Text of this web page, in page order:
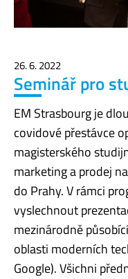
26. 6. 2022
Seminář pro
EM Strasbourg je
covidové přestávce
magisterského
marketing a prodej
do Prahy. V rámci
vyslechnout
mezinárodně
oblasti moderních
Google). Všichni